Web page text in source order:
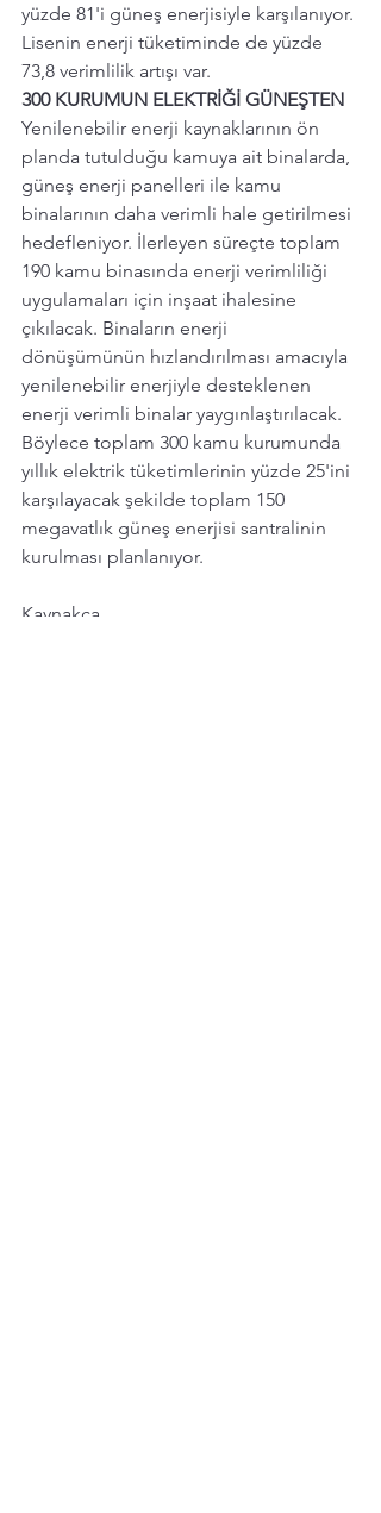
yüzde 81'i güneş enerjisiyle karşılanıyor.
Lisenin enerji tüketiminde de yüzde
73,8 verimlilik artışı var.
300 KURUMUN ELEKTRİĞİ GÜNEŞTEN
Yenilenebilir enerji kaynaklarının ön
planda tutulduğu kamuya ait binalarda,
güneş enerji panelleri ile kamu
binalarının daha verimli hale getirilmesi
hedefleniyor. İlerleyen süreçte toplam
190 kamu binasında enerji verimliliği
uygulamaları için inşaat ihalesine
çıkılacak. Binaların enerji
dönüşümünün hızlandırılması amacıyla
yenilenebilir enerjiyle desteklenen
enerji verimli binalar yaygınlaştırılacak.
Böylece toplam 300 kamu kurumunda
yıllık elektrik tüketimlerinin yüzde 25'ini
karşılayacak şekilde toplam 150
megavatlık güneş enerjisi santralinin
kurulması planlanıyor.
Kaynakça